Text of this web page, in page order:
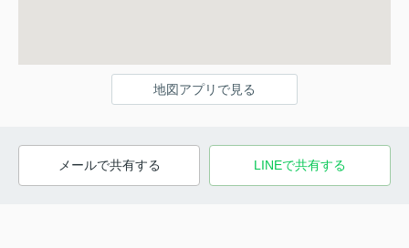
地図アプリで見る
メールで共有する LINEで共有する